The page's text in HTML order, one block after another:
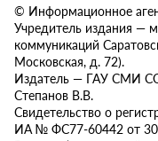
© Информационное
Учредитель издания —
коммуникаций
Московская, д. 72).
Издатель — ГАУ СМИ СО
Степанов В.В.
Свидетельство о
ИА № ФС77-60442 от 30